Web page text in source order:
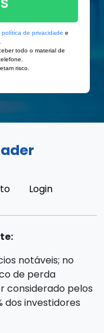
Login
notáveis; no
de perda
considerado pelos
dos investidores